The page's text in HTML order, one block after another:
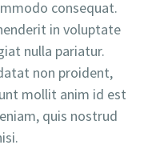
consequat.
in voluptate
nulla pariatur.
non proident,
mollit anim id est
quis nostrud